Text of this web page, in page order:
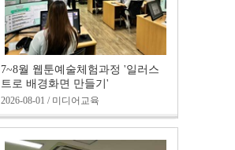
7~8월 웹툰예술체험과정 '일러스
트로 배경화면 만들기'
2026-08-01 / 미디어교육